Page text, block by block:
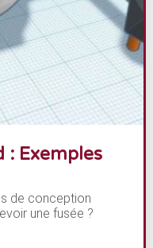
: Exemples
de conception
une fusée ?